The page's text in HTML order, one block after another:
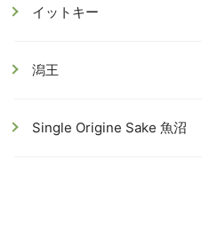
イットキー
潟王
Single Origine Sake 魚沼